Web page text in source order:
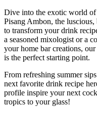
Dive into the exotic world
Pisang Ambon, the
to transform your drink
a seasoned mixologist or a
your home bar creations,
is the perfect starting point.
From refreshing summer
next favorite drink recipe
profile inspire your next
tropics to your glass!